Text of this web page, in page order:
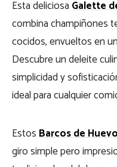
Esta deliciosaGalette
combina champiñones
cocidos, envueltos en
Descubre un deleite
simplicidad y
ideal para cualquier
EstosBarcos de
giro simple pero